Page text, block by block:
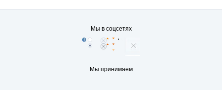
Мы в соцсетях
Мы принимаем